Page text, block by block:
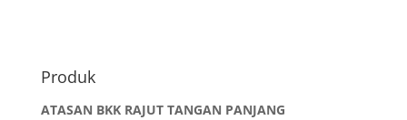
Produk
ATASAN BKK RAJUT TANGAN PANJANG